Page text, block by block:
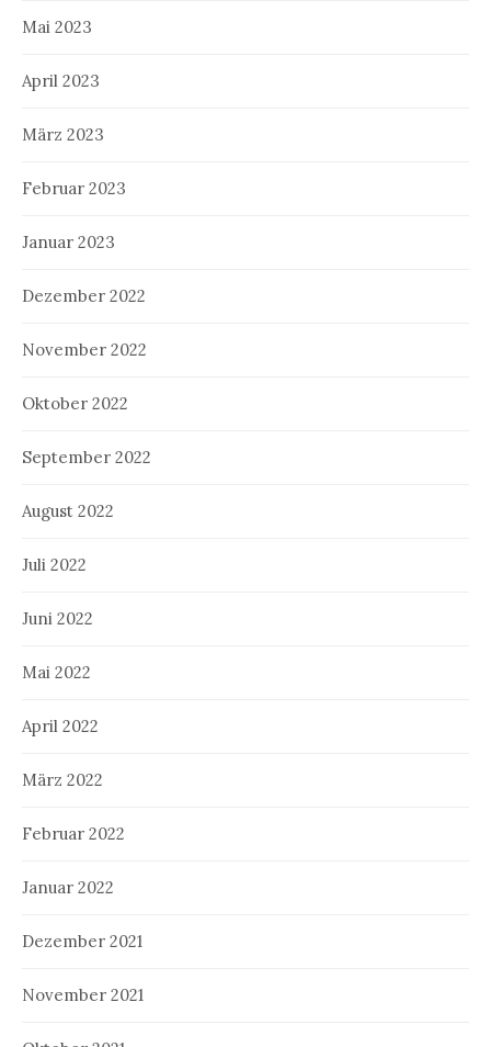
Mai 2023
April 2023
März 2023
Februar 2023
Januar 2023
Dezember 2022
November 2022
Oktober 2022
September 2022
August 2022
Juli 2022
Juni 2022
Mai 2022
April 2022
März 2022
Februar 2022
Januar 2022
Dezember 2021
November 2021